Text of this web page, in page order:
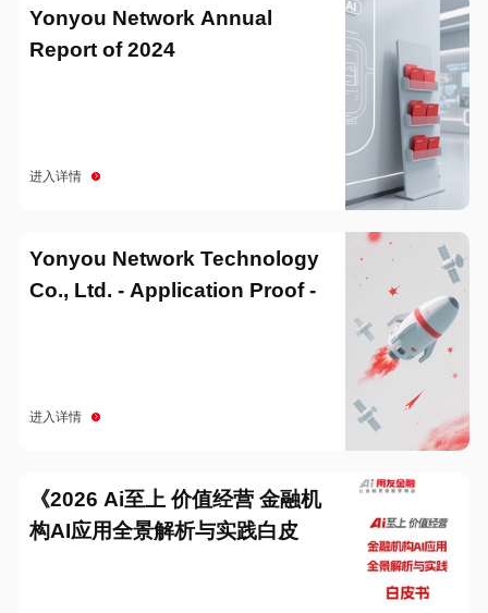
Yonyou Network Annual
Report of 2024
进入详情
Yonyou Network Technology
Co., Ltd. - Application Proof -
进入详情
《2026 Ai至上 价值经营 金融机
构AI应用全景解析与实践白皮